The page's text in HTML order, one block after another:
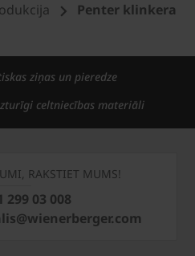
Penter klinkera
ziņas un pieredze
celtniecības materiāli
RAKSTIET MUMS!
299 03 008